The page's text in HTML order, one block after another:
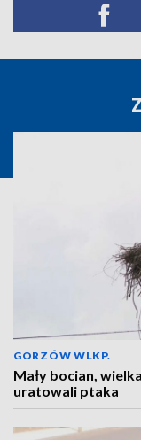
GORZÓW WLKP.
Mały bocian,
uratowali ptaka